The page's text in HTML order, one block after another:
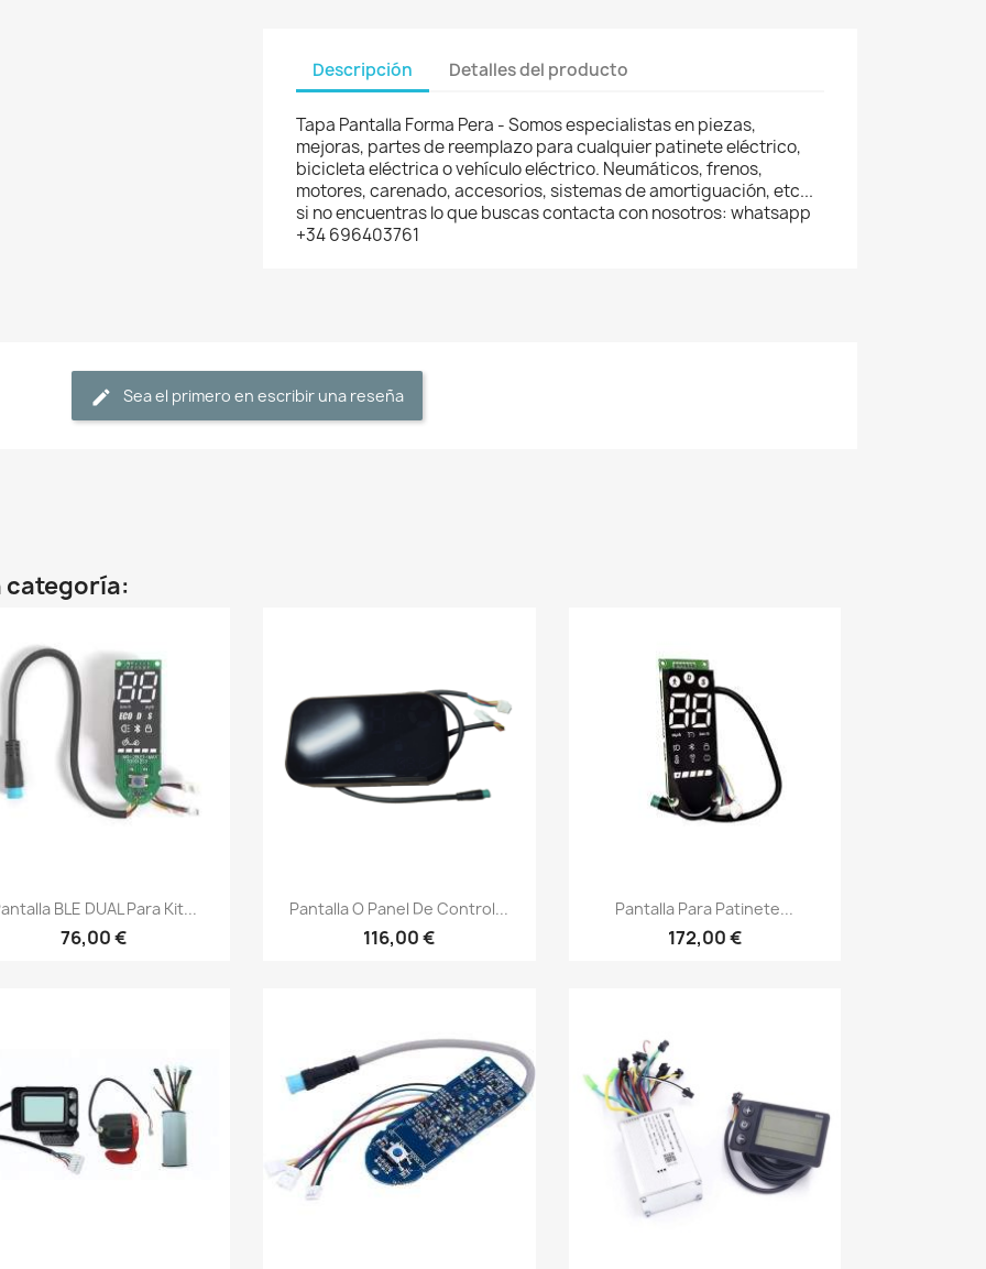
Descripción Detalles del producto
Tapa Pantalla Forma Pera - Somos especialistas en piezas,
mejoras, partes de reemplazo para cualquier patinete eléctrico,
bicicleta eléctrica o vehículo eléctrico. Neumáticos, frenos,
motores, carenado, accesorios, sistemas de amortiguación, etc...
si no encuentras lo que buscas contacta con nosotros: whatsapp
+34 696403761
Sea el primero en escribir una reseña
categoría:
Vista rápida
BLE DUAL Para Kit...
76,00 €
Vista rápida
Pantalla O Panel De Control...
116,00 €
Vista rápida
Pantalla Para Patinete...
172,00 €